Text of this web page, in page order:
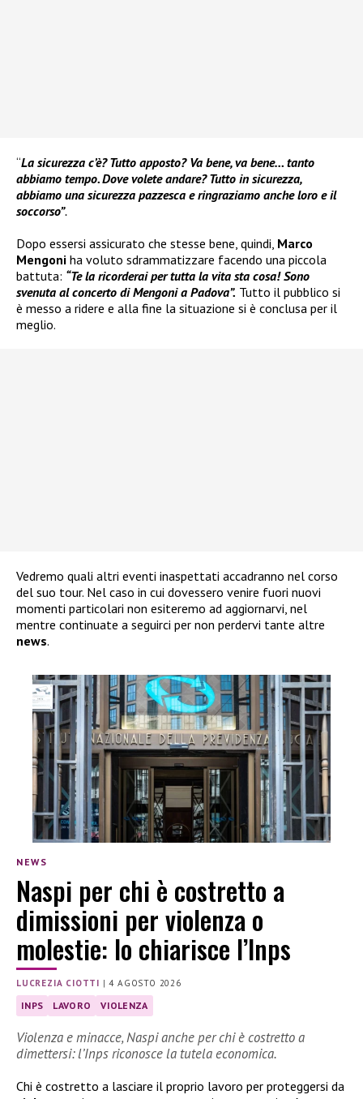
“La sicurezza c’è? Tutto apposto? Va bene, va bene… tanto
abbiamo tempo. Dove volete andare? Tutto in sicurezza,
abbiamo una sicurezza pazzesca e ringraziamo anche loro e il
soccorso”.
Dopo essersi assicurato che stesse bene, quindi, Marco
Mengoni ha voluto sdrammatizzare facendo una piccola
battuta: “Te la ricorderai per tutta la vita sta cosa! Sono
svenuta al concerto di Mengoni a Padova”. Tutto il pubblico si
è messo a ridere e alla fine la situazione si è conclusa per il
meglio.
Vedremo quali altri eventi inaspettati accadranno nel corso
del suo tour. Nel caso in cui dovessero venire fuori nuovi
momenti particolari non esiteremo ad aggiornarvi, nel
mentre continuate a seguirci per non perdervi tante altre
news.
NEWS
Naspi per chi è costretto a
dimissioni per violenza o
molestie: lo chiarisce l’Inps
LUCREZIA CIOTTI |4 AGOSTO 2026
INPS LAVORO VIOLENZA
Violenza e minacce, Naspi anche per chi è costretto a
dimettersi: l’Inps riconosce la tutela economica.
Chi è costretto a lasciare il proprio lavoro per proteggersi da